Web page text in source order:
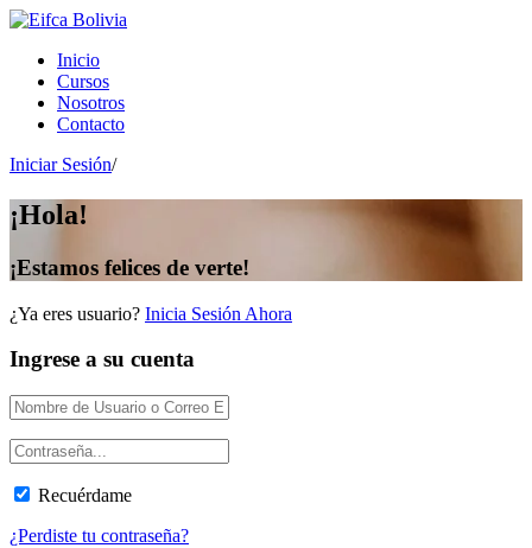
Inicio
Cursos
Nosotros
Contacto
Iniciar Sesión/
¡Hola!
¡Estamos felices de verte!
¿Ya eres usuario? Inicia Sesión Ahora
Ingrese a su cuenta
Recuérdame
¿Perdiste tu contraseña?